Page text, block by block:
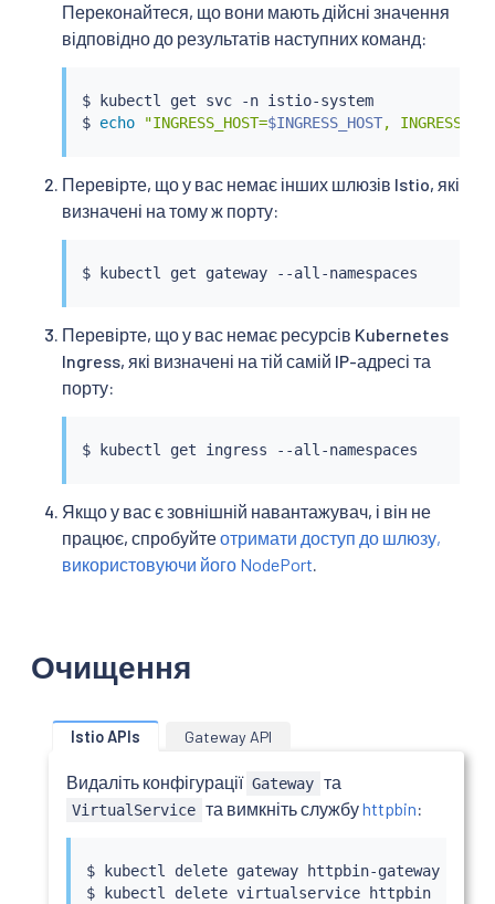
Переконайтеся, що вони мають дійсні значення
відповідно до результатів наступних команд:
$ kubectl
get svc -n istio-system
$ echo "INGRESS_HOST=$INGRESS_HOST,
Перевірте, що у вас немає інших шлюзів Istio, які
визначені на тому ж порту:
$ kubectl
Перевірте, що у вас немає ресурсів Kubernetes
Ingress, які визначені на тій самій IP-адресі та
порту:
$ kubectl
Якщо у вас є зовнішній навантажувач, і він не
працює, спробуйтеотримати доступ до шлюзу,
використовуючи його NodePort.
Очищення
Istio APIs Gateway API
Видаліть конфігурації Gateway та
VirtualService та вимкніть службуhttpbin:
$ kubectl
delete gateway httpbin-gateway
$
kubectl
delete virtualservice httpbin